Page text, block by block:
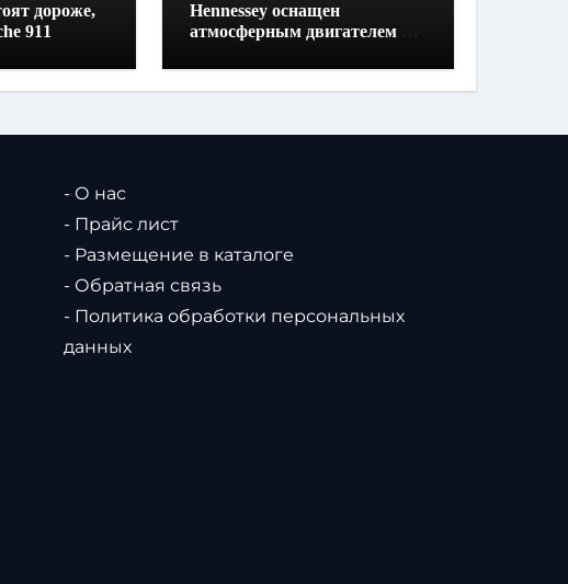
дороже,
911
Hennessey оснащен
атмосферным двигателем V-
передач и не имеет экранов
- О нас
- Прайс лист
- Размещение в каталоге
- Обратная связь
- Политика обработки персональных
данных